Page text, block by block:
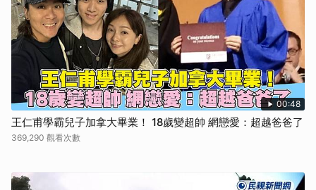
00:48
王仁甫學霸兒子加拿大畢業！ 18歲變超帥 網戀愛：超越爸爸了
369,290 觀看次數